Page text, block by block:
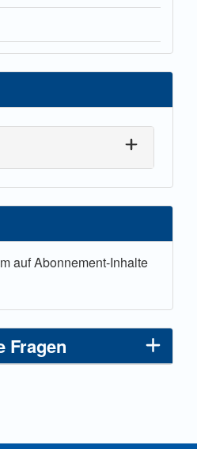
auf Abonnement-Inhalte
Fragen